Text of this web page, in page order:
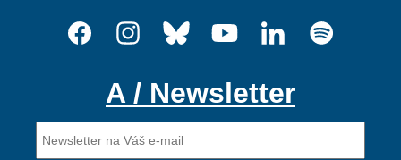
A / Newsletter